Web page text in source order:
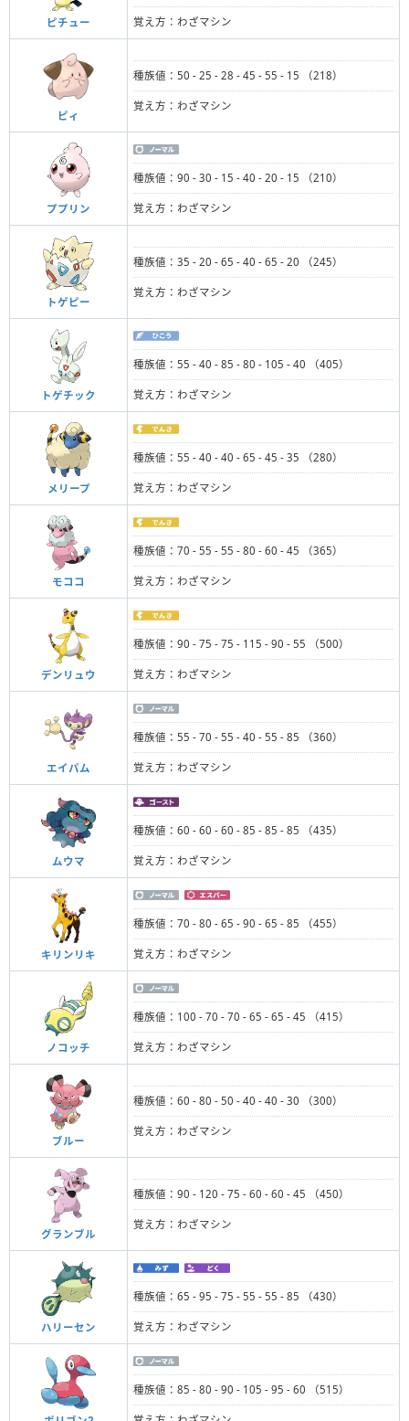
ピチュー 覚え方：わざマシン
ピィ
種族値：50 - 25 - 28 - 45 - 55 - 15 （218）
覚え方：わざマシン
ププリン
種族値：90 - 30 - 15 - 40 - 20 - 15 （210）
覚え方：わざマシン
トゲピー
種族値：35 - 20 - 65 - 40 - 65 - 20 （245）
覚え方：わざマシン
トゲチック
種族値：55 - 40 - 85 - 80 - 105 - 40 （405）
覚え方：わざマシン
メリープ
種族値：55 - 40 - 40 - 65 - 45 - 35 （280）
覚え方：わざマシン
モココ
種族値：70 - 55 - 55 - 80 - 60 - 45 （365）
覚え方：わざマシン
デンリュウ
種族値：90 - 75 - 75 - 115 - 90 - 55 （500）
覚え方：わざマシン
エイパム
種族値：55 - 70 - 55 - 40 - 55 - 85 （360）
覚え方：わざマシン
ムウマ
種族値：60 - 60 - 60 - 85 - 85 - 85 （435）
覚え方：わざマシン
キリンリキ
種族値：70 - 80 - 65 - 90 - 65 - 85 （455）
覚え方：わざマシン
ノコッチ
種族値：100 - 70 - 70 - 65 - 65 - 45 （415）
覚え方：わざマシン
ブルー
種族値：60 - 80 - 50 - 40 - 40 - 30 （300）
覚え方：わざマシン
グランブル
種族値：90 - 120 - 75 - 60 - 60 - 45 （450）
覚え方：わざマシン
ハリーセン
種族値：65 - 95 - 75 - 55 - 55 - 85 （430）
覚え方：わざマシン
種族値：85 - 80 - 90 - 105 - 95 - 60 （515）